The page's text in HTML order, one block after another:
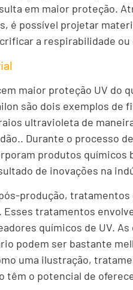
em maior proteção.
é possível projetar
a respirabilidade
maior proteção UV do
são dois exemplos de
ultravioleta de
Durante o processo
produtos químicos
de inovações na
produção,
Esses tratamentos
químicos de UV.
podem ser bastante
uma ilustração,
têm o potencial de